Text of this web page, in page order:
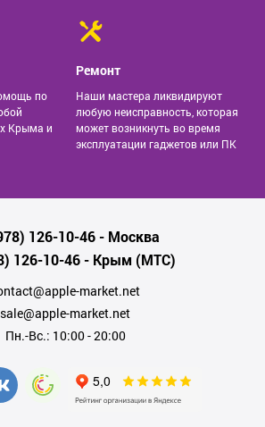
по
Крыма и
Ремонт
Наши мастера ликвидируют
любую неисправность, которая
может возникнуть во время
эксплуатации гаджетов или ПК
126-10-46- Москва
126-10-46- Крым (МТС)
market.net
sale@apple-market.net
Пн.-Вс.: 10:00 - 20:00